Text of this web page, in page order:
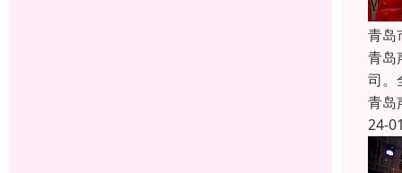
青岛
青岛
司。
青岛
24-